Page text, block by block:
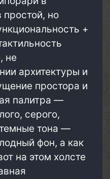
простой, но
+
не
архитектуры и
простора и
палитра —
серого,
тона —
фон, а как
на этом холсте